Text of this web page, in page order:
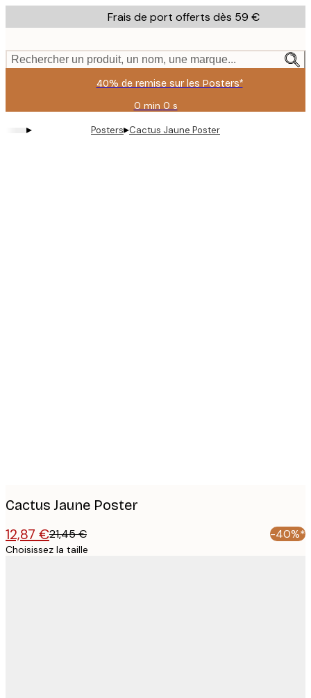
to
content.
Frais de port offerts dès 59 €
Rechercher un produit, un nom, une marque...
40% de remise sur les Posters*
0 min 0 s
Valable
jusqu'au
:
▸ Posters▸Cactus Jaune Poster
Cactus Jaune Poster
12,87 €21,45 € -40%*
Choisissez la taille